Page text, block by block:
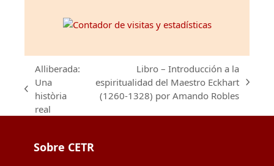
previous
post:
Alliberada:
Una
història
real
next
post:
Libro – Introducción a la
espiritualidad del Maestro Eckhart
(1260-1328) por Amando Robles
Sobre CETR